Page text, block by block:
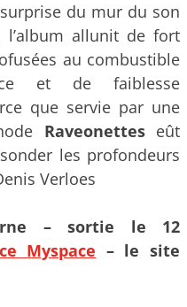
surprise du mur du son
allunit de fort
au combustible
et de faiblesse
que servie par une
Raveonetteseût
les profondeurs
Verloes
– sortie le 12
Myspace – le site